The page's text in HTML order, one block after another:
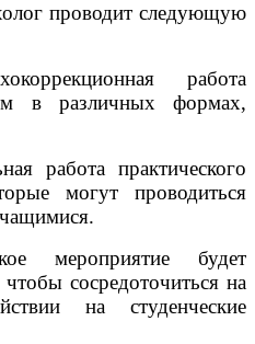
проводит следующую
работа
в различных формах,
работа практического
могут проводиться
мероприятие будет
сосредоточиться на
на студенческие